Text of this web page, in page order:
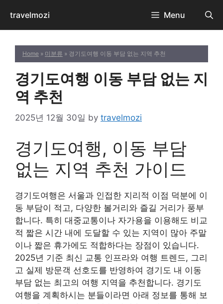
content
travelmozi Menu
Home » 미분류 » 경기도여행 이동 부담 없는 지역 추천
경기도여행 이동 부담 없는 지
역 추천
2025년 12월 30일 by travelmozi
경기도여행, 이동 부담
없는 지역 추천 가이드
경기도여행은 서울과 인접한 지리적 이점 덕분에 이
동 부담이 적고, 다양한 볼거리와 즐길 거리가 풍부
합니다. 특히 대중교통이나 자가용을 이용해도 비교
적 짧은 시간 내에 도달할 수 있는 지역이 많아 주말
이나 짧은 휴가에도 적합하다는 장점이 있습니다.
2025년 기준 최신 교통 인프라와 여행 트렌드, 그리
고 실제 방문객 선호도를 반영하여 경기도 내 이동
부담 없는 최고의 여행 지역을 추천합니다. 경기도
여행을 계획하시는 분들이라면 아래 정보를 통해 보